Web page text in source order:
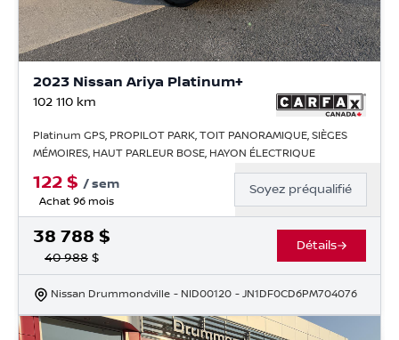
2023 Nissan Ariya Platinum+
102 110 km
Platinum GPS, PROPILOT PARK, TOIT PANORAMIQUE, SIÈGES
MÉMOIRES, HAUT PARLEUR BOSE, HAYON ÉLECTRIQUE
122 $ /sem
Achat 96 mois
Soyez préqualifié
38 788 $
40 988 $
Détails
Nissan Drummondville - NID00120 - JN1DF0CD6PM704076